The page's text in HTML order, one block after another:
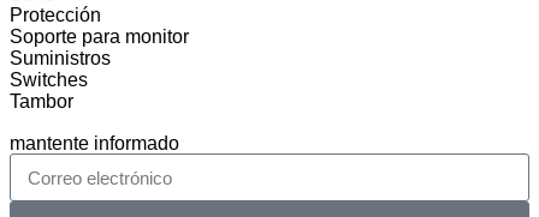
Protección
Soporte para monitor
Suministros
Switches
Tambor
mantente informado